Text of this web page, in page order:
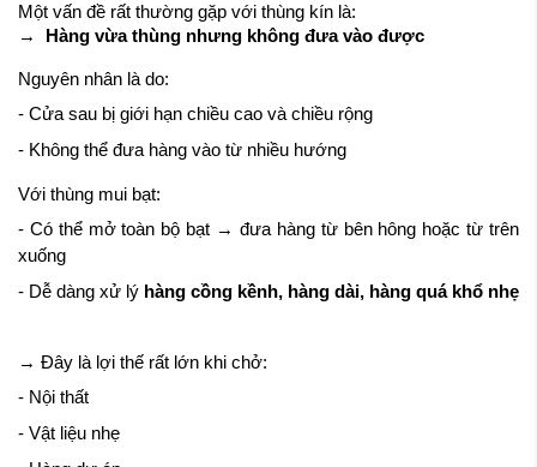
Một vấn đề rất thường gặp với thùng kín là:
→
Hàng vừa thùng nhưng không đưa vào được
Nguyên nhân là do:
- Cửa sau bị giới hạn chiều cao và chiều rộng
- Không thể đưa hàng vào từ nhiều hướng
Với thùng mui bạt:
- Có thể mở toàn bộ bạt → đưa hàng từ bên hông hoặc từ trên
xuống
- Dễ dàng xử lý hàng cồng kềnh, hàng dài, hàng quá khổ nhẹ
→ Đây là lợi thế rất lớn khi chở:
- Nội thất
- Vật liệu nhẹ